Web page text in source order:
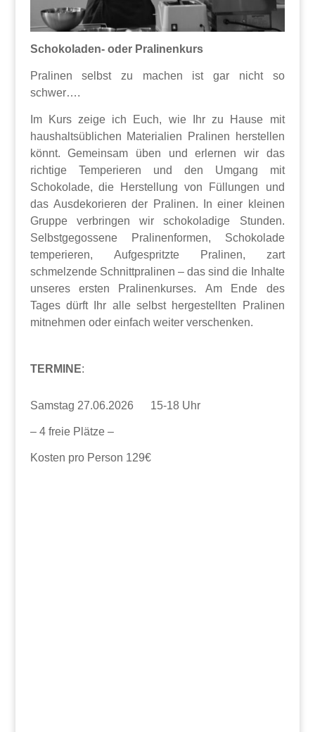
Schokoladen- oder Pralinenkurs
Pralinen selbst zu machen ist gar nicht so
schwer….
Im Kurs zeige ich Euch, wie Ihr zu Hause mit
haushaltsüblichen Materialien Pralinen herstellen
könnt. Gemeinsam üben und erlernen wir das
richtige Temperieren und den Umgang mit
Schokolade, die Herstellung von Füllungen und
das Ausdekorieren der Pralinen. In einer kleinen
Gruppe verbringen wir schokoladige Stunden.
Selbstgegossene Pralinenformen, Schokolade
temperieren, Aufgespritzte Pralinen, zart
schmelzende Schnittpralinen – das sind die Inhalte
unseres ersten Pralinenkurses. Am Ende des
Tages dürft Ihr alle selbst hergestellten Pralinen
mitnehmen oder einfach weiter verschenken.
TERMINE:
Samstag 27.06.2026 15-18 Uhr
– 4 freie Plätze –
Kosten pro Person 129€